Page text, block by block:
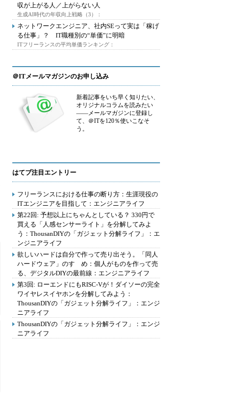
収が上がる人／上がらない人
生成AI時代の年収向上戦略（3）：
ネットワークエンジニア、社内SEって実は「稼げ
る仕事」？ IT職種別の“単価”に明暗
ITフリーランスの平均単価ランキング：
＠ITメールマガジンのお申し込み
新着記事をいち早く知りたい、
オリジナルコラムを読みたい
――メールマガジンに登録し
て、＠ITを120％使いこなそ
う。
はてブ注目エントリー
フリーランスにおける仕事の断り方：生涯現役の
ITエンジニアを目指して：エンジニアライフ
第22回: 予想以上にちゃんとしている？ 330円で
買える「人感センサーライト」を分解してみよ
う：ThousanDIYの「ガジェット分解ライフ」：エ
ンジニアライフ
欲しいハードは自分で作って売り出そう。「同人
ハードウェア」のすゝめ：個人がものを作って売
る、デジタルDIYの最前線：エンジニアライフ
第3回: ローエンドにもRISC-Vが！ダイソーの完全
ワイヤレスイヤホンを分解してみよう：
ThousanDIYの「ガジェット分解ライフ」：エンジ
ニアライフ
ThousanDIYの「ガジェット分解ライフ」：エンジ
ニアライフ